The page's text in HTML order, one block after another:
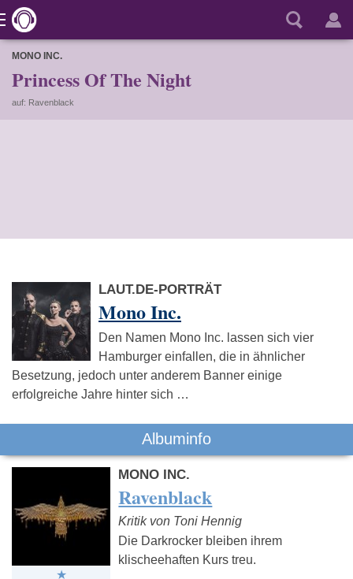
MONO INC.
Princess Of The Night
auf: Ravenblack
LAUT.DE-PORTRÄT
Mono Inc.
Den Namen Mono Inc. lassen sich vier
Hamburger einfallen, die in ähnlicher
Besetzung, jedoch unter anderem Banner einige
erfolgreiche Jahre hinter sich …
Albuminfo
MONO INC.
Ravenblack
Kritik von Toni Hennig
Die Darkrocker bleiben ihrem
klischeehaften Kurs treu.